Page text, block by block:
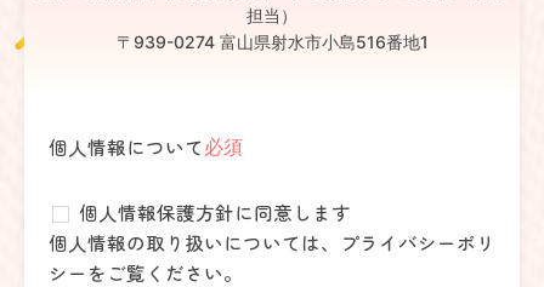
担当）
〒939-0274 富山県射水市小島516番地1
個人情報について 必須
個人情報保護方針に同意します
個人情報の取り扱いについては、
プライバシーポリ
シー をご覧ください。